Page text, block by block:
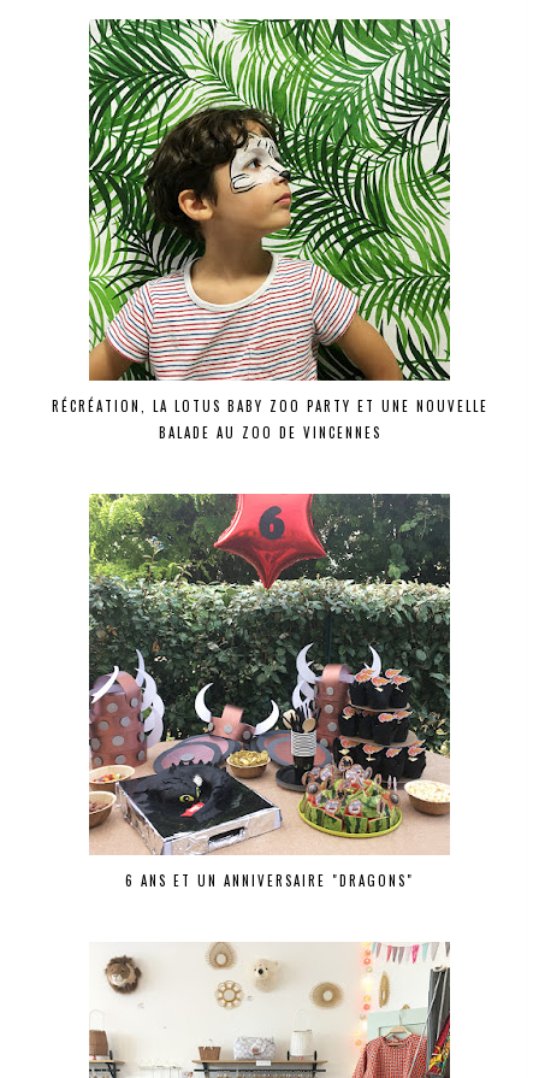
RÉCRÉATION, LA LOTUS BABY ZOO PARTY ET UNE NOUVELLE
BALADE AU ZOO DE VINCENNES
6 ANS ET UN ANNIVERSAIRE "DRAGONS"